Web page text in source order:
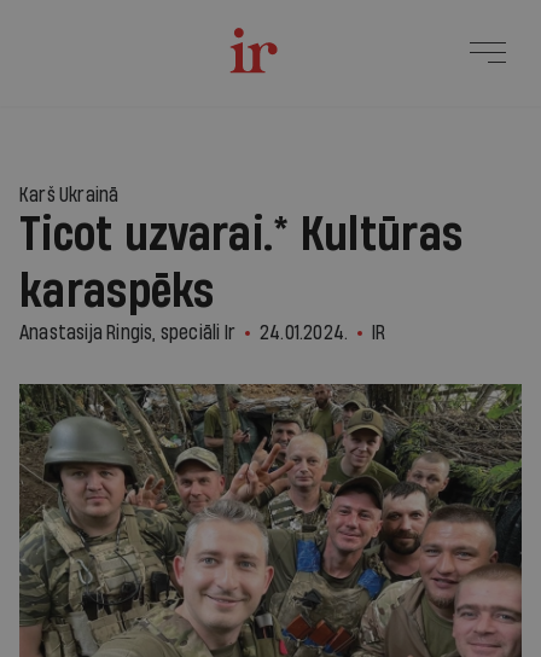
Karš Ukrainā
Ticot uzvarai.* Kultūras
karaspēks
Anastasija Ringis, speciāli Ir 24.01.2024. IR